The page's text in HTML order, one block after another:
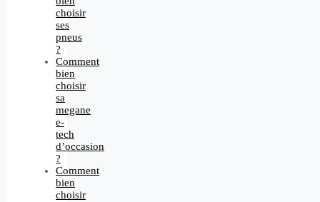
choisir
ses
pneus
?
Comment
bien
choisir
sa
megane
e-
tech
d’occasion
?
Comment
bien
choisir